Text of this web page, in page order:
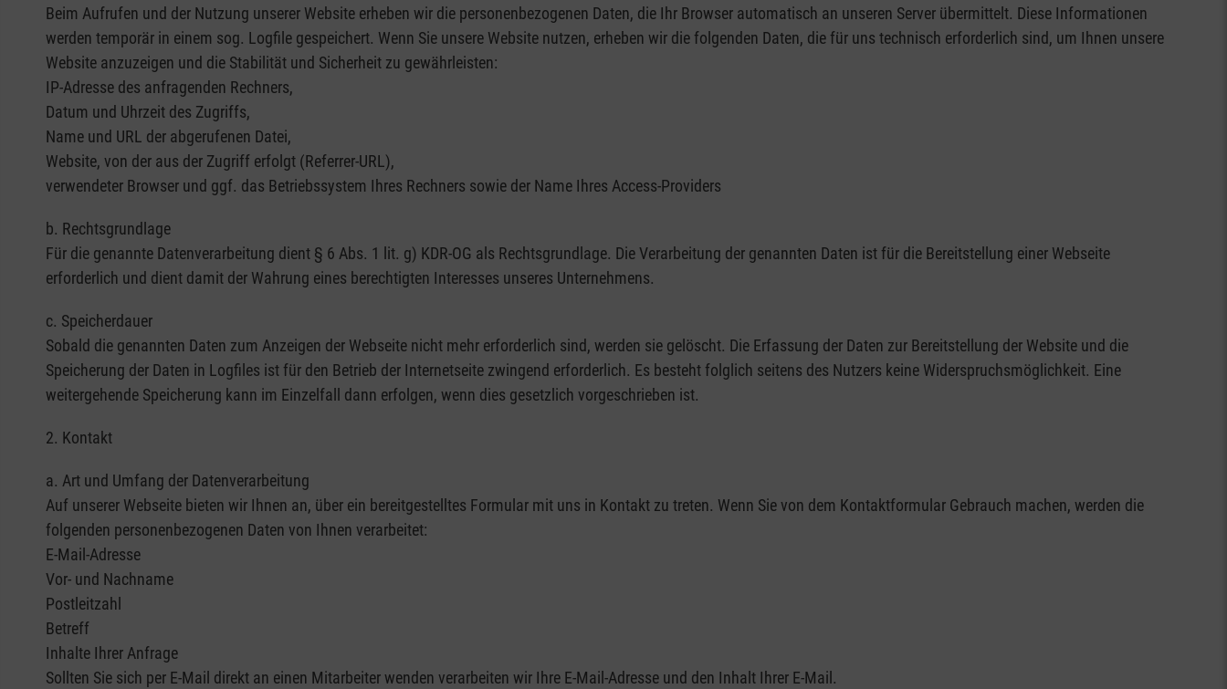
Beim Aufrufen und der Nutzung unserer Website erheben wir die personenbezogenen Daten, die Ihr Browser automatisch an unseren Server übermittelt. Diese Informationen
werden temporär in einem sog. Logfile gespeichert. Wenn Sie unsere Website nutzen, erheben wir die folgenden Daten, die für uns technisch erforderlich sind, um Ihnen unsere
Website anzuzeigen und die Stabilität und Sicherheit zu gewährleisten:
IP-Adresse des anfragenden Rechners,
Datum und Uhrzeit des Zugriffs,
Name und URL der abgerufenen Datei,
Website, von der aus der Zugriff erfolgt (Referrer-URL),
verwendeter Browser und ggf. das Betriebssystem Ihres Rechners sowie der Name Ihres Access-Providers
b. Rechtsgrundlage
Für die genannte Datenverarbeitung dient § 6 Abs. 1 lit. g) KDR-OG als Rechtsgrundlage. Die Verarbeitung der genannten Daten ist für die Bereitstellung einer Webseite
erforderlich und dient damit der Wahrung eines berechtigten Interesses unseres Unternehmens.
c. Speicherdauer
Sobald die genannten Daten zum Anzeigen der Webseite nicht mehr erforderlich sind, werden sie gelöscht. Die Erfassung der Daten zur Bereitstellung der Website und die
Speicherung der Daten in Logfiles ist für den Betrieb der Internetseite zwingend erforderlich. Es besteht folglich seitens des Nutzers keine Widerspruchsmöglichkeit. Eine
weitergehende Speicherung kann im Einzelfall dann erfolgen, wenn dies gesetzlich vorgeschrieben ist.
2. Kontakt
a. Art und Umfang der Datenverarbeitung
Auf unserer Webseite bieten wir Ihnen an, über ein bereitgestelltes Formular mit uns in Kontakt zu treten. Wenn Sie von dem Kontaktformular Gebrauch machen, werden die
folgenden personenbezogenen Daten von Ihnen verarbeitet:
E-Mail-Adresse
Vor- und Nachname
Postleitzahl
Betreff
Inhalte Ihrer Anfrage
Sollten Sie sich per E-Mail direkt an einen Mitarbeiter wenden verarbeiten wir Ihre E-Mail-Adresse und den Inhalt Ihrer E-Mail.